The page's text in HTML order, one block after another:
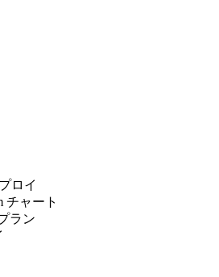
ロイ
チャート
ラン